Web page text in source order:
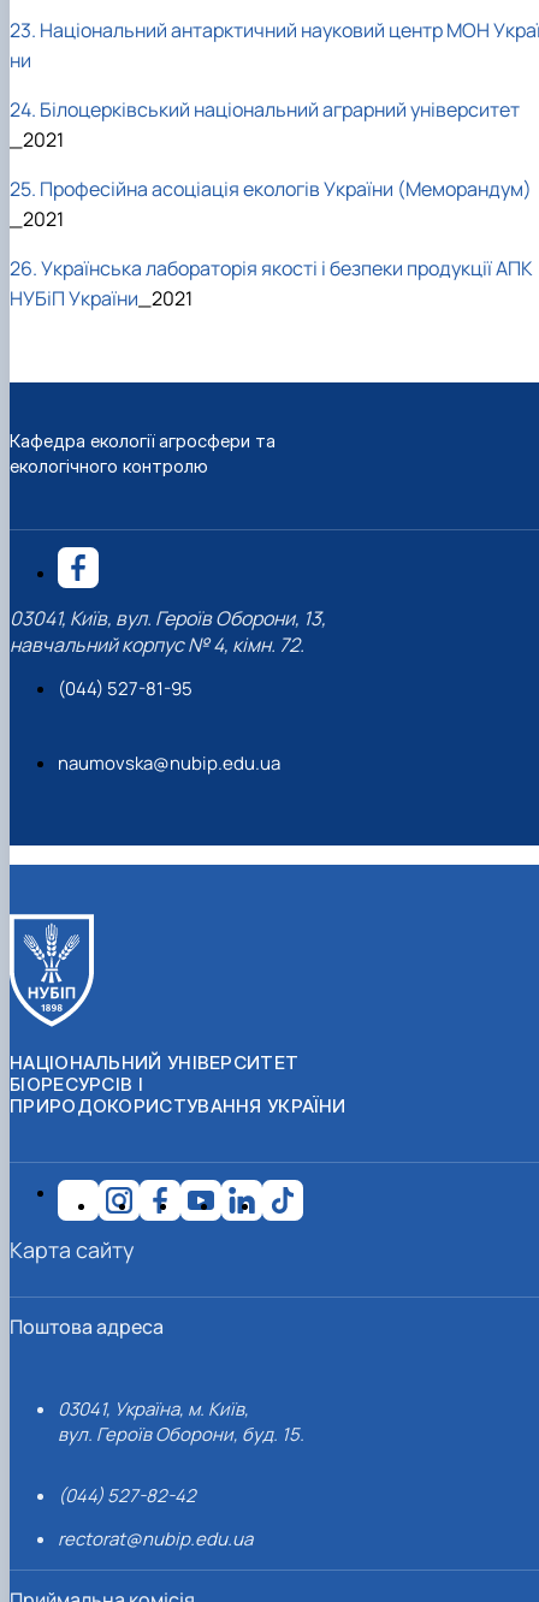
23. Національний антарктичний науковий центр МОН
ни
24. Білоцерківський національний аграрний університет
_2021
25. Професійна асоціація екологів України (Меморандум)
_2021
26. Українська лабораторія якості і безпеки продукції АПК
НУБіП України_2021
Кафедра екології агросфери та
екологічного контролю
03041, Київ, вул. Героїв Оборони, 13,
навчальний корпус № 4, кімн. 72.
(044) 527-81-95
naumovska@nubip.edu.ua
НАЦІОНАЛЬНИЙ УНІВЕРСИТЕТ
БІОРЕСУРСІВ І
ПРИРОДОКОРИСТУВАННЯ УКРАЇНИ
Поштова адреса
03041, Україна, м. Київ,
вул. Героїв Оборони, буд. 15.
(044) 527-82-42
rectorat@nubip.edu.ua
Карта сайту